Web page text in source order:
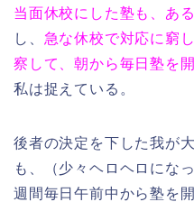
当面休校にした塾も、あ
し、 急な休校で対応に窮
察して、朝から毎日塾を
私は捉えている。
後者の決定を下した我が
も、（少々ヘロヘロにな
週間毎日午前中から塾を